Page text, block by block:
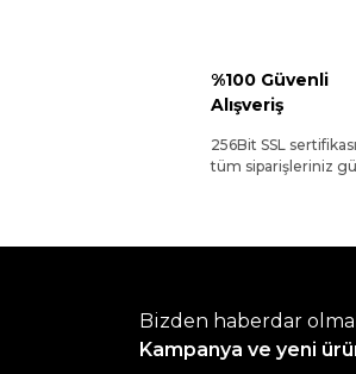
%100 Güvenli
Alışveriş
256Bit SSL
tüm siparişleriniz
Bizden haberdar
Kampanya ve yeni